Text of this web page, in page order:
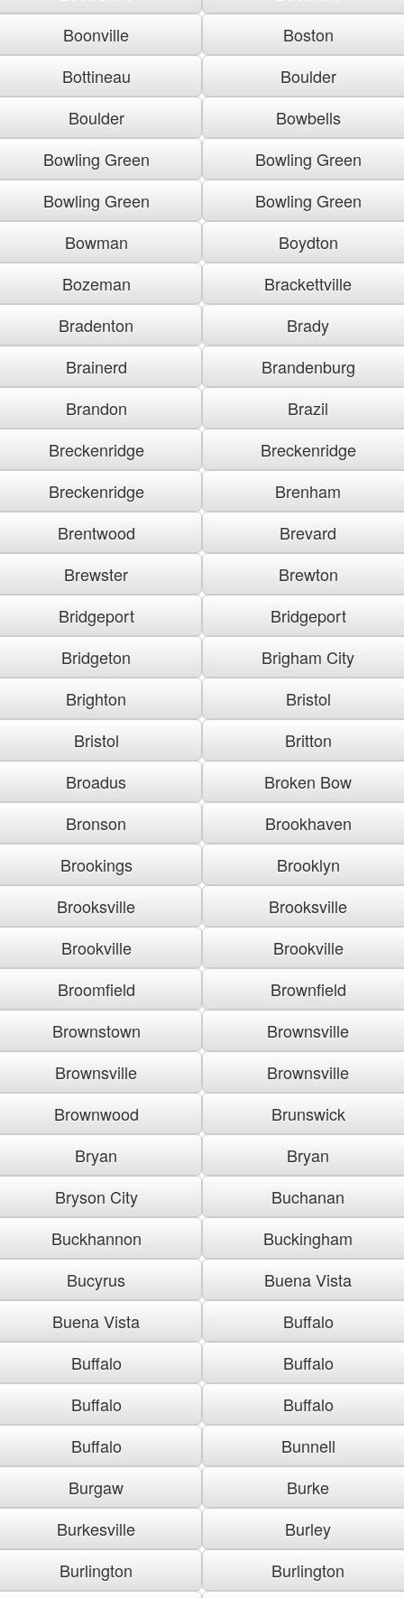
Boonville
Boston
Bottineau
Boulder
Boulder
Bowbells
Bowling Green
Bowling Green
Bowling Green
Bowling Green
Bowman
Boydton
Bozeman
Brackettville
Bradenton
Brady
Brainerd
Brandenburg
Brandon
Brazil
Breckenridge
Breckenridge
Breckenridge
Brenham
Brentwood
Brevard
Brewster
Brewton
Bridgeport
Bridgeport
Bridgeton
Brigham City
Brighton
Bristol
Bristol
Britton
Broadus
Broken Bow
Bronson
Brookhaven
Brookings
Brooklyn
Brooksville
Brooksville
Brookville
Brookville
Broomfield
Brownfield
Brownstown
Brownsville
Brownsville
Brownsville
Brownwood
Brunswick
Bryan
Bryan
Bryson City
Buchanan
Buckhannon
Buckingham
Bucyrus
Buena Vista
Buena Vista
Buffalo
Buffalo
Buffalo
Buffalo
Buffalo
Buffalo
Bunnell
Burgaw
Burke
Burkesville
Burley
Burlington
Burlington